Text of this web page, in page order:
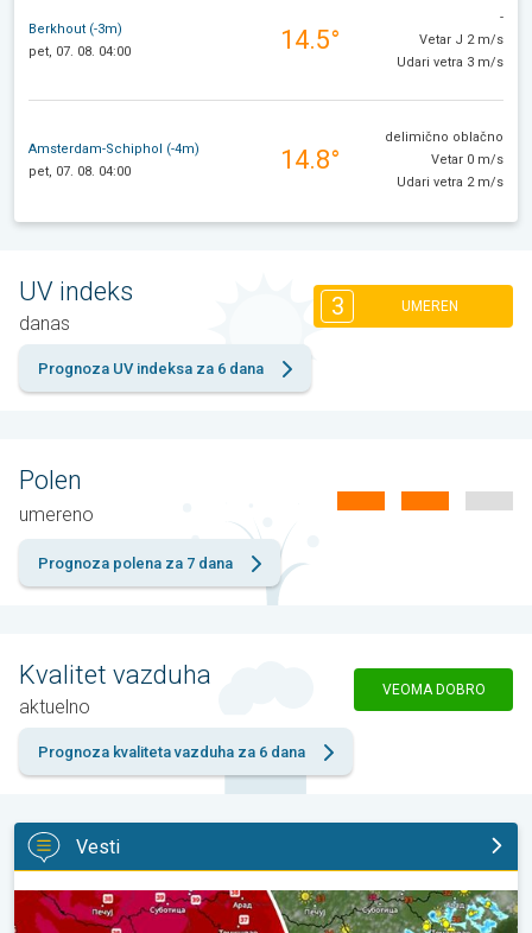
Berkhout (-3m)
pet, 07. 08. 04:00
14.5°
-
Vetar J 2 m/s
Udari vetra 3 m/s
Amsterdam-Schiphol (-4m)
pet, 07. 08. 04:00
14.8°
delimično oblačno
Vetar 0 m/s
Udari vetra 2 m/s
UV indeks
danas
3 UMEREN
Prognoza UV indeksa za 6 dana
Polen
umereno
Prognoza polena za 7 dana
Kvalitet vazduha
aktuelno
VEOMA DOBRO
Prognoza kvaliteta vazduha za 6 dana
Vesti
Vruće, ali i malo nestabilnije. Neznatno svežije u subotu. . .